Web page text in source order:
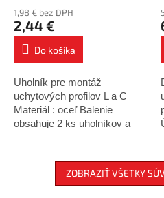
1,98 € bez DPH
2,44 €
Do košíka
Uholník pre montáž
uchytových profilov L a C
Materiál : oceľ Balenie
obsahuje 2 ks uholníkov a
ZOBRAZIŤ VŠETKY